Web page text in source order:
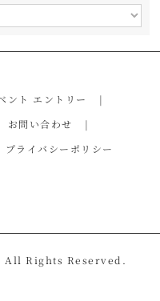
ント エントリー
お問い合わせ
プライバシーポリシー
Rights Reserved.